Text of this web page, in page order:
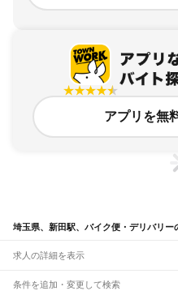
アプリを無
埼玉県、新田駅、バイク便・デリバリー
求人の詳細を表示
条件を追加・変更して検索